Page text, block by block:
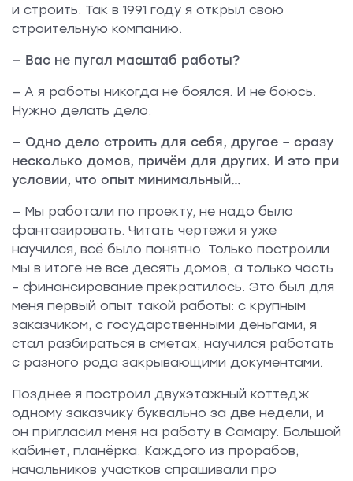
и строить. Так в 1991 году я открыл свою
строительную компанию.
— Вас не пугал масштаб работы?
— А я работы никогда не боялся. И не боюсь.
Нужно делать дело.
— Одно дело строить для себя, другое – сразу
несколько домов, причём для других. И это при
условии, что опыт минимальный…
— Мы работали по проекту, не надо было
фантазировать. Читать чертежи я уже
научился, всё было понятно. Только построили
мы в итоге не все десять домов, а только часть
– финансирование прекратилось. Это был для
меня первый опыт такой работы: с крупным
заказчиком, с государственными деньгами, я
стал разбираться в сметах, научился работать
с разного рода закрывающими документами.
Позднее я построил двухэтажный коттедж
одному заказчику буквально за две недели, и
он пригласил меня на работу в Самару. Большой
кабинет, планёрка. Каждого из прорабов,
начальников участков спрашивали про